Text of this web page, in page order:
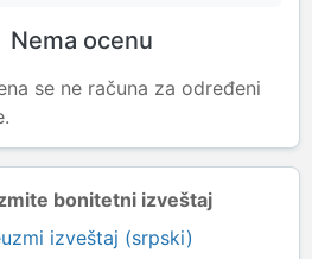
bonitetni izveštaj
izveštaj (srpski)
Nema ocenu
se ne računa za određeni